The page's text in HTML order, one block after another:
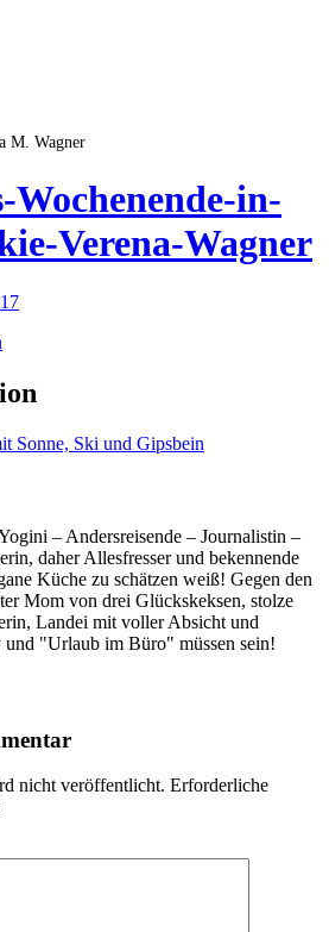
M. Wagner
in-
Verena-Wagner
Sonne, Ski und Gipsbein
– Andersreisende – Journalistin –
daher Allesfresser und bekennende
Küche zu schätzen weiß! Gegen den
Mom von drei Glückskeksen, stolze
Landei mit voller Absicht und
und "Urlaub im Büro" müssen sein!
nicht veröffentlicht. Erforderliche